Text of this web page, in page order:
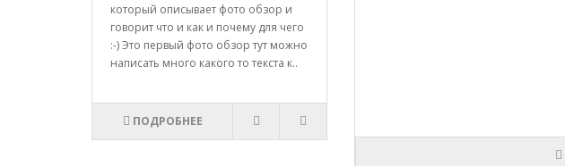
который описывает фото обзор и
говорит что и как и почему для чего
:-) Это первый фото обзор тут можно
написать много какого то текста к..
ПОДРОБНЕЕ